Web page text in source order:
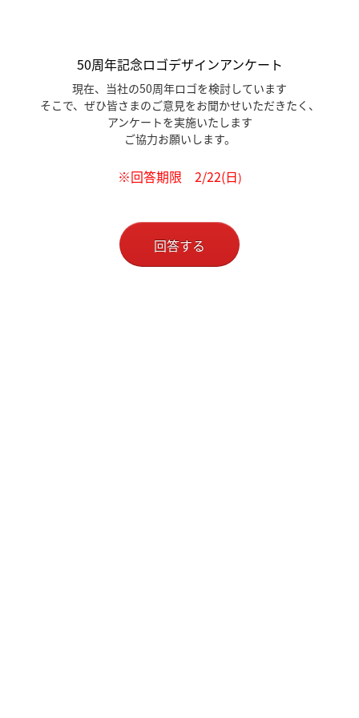
50周年記念ロゴデザインアンケート
現在、当社の50周年ロゴを検討しています
そこで、ぜひ皆さまのご意見をお聞かせいただきたく、
アンケートを実施いたします
ご協力お願いします。
※回答期限 2/22(日)
回答する